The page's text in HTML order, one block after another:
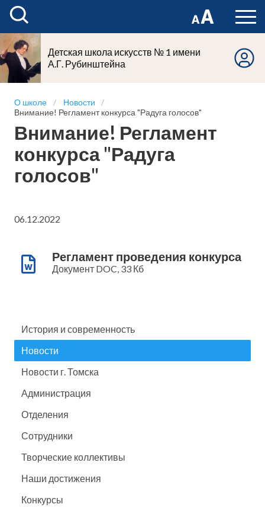
Детская школа искусств № 1 имени
А.Г. Рубинштейна
О школе
Новости
Внимание! Регламент конкурса "Радуга голосов"
Внимание! Регламент
конкурса "Радуга
голосов"
06.12.2022
Регламент проведения конкурса
Документ DOC, 33 Кб
История и современность
Новости
Новости г. Томска
Администрация
Отделения
Сотрудники
Творческие коллективы
Наши достижения
Конкурсы